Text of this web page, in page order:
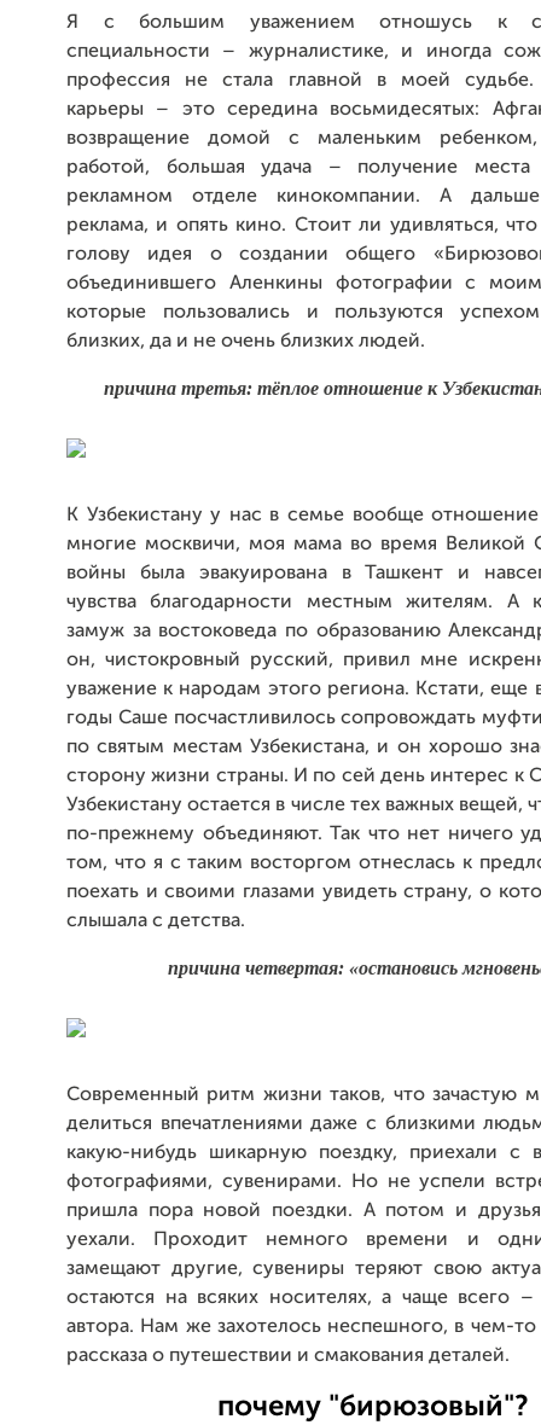
Я с большим уважением отношусь к
специальности – журналистике, и иногда
профессия не стала главной в моей
карьеры – это середина восьмидесятых:
возвращение домой с маленьким
работой, большая удача – получение
рекламном отделе кинокомпании. А
реклама, и опять кино. Стоит ли удивляться,
голову идея о создании общего
объединившего Аленкины фотографии с
которые пользовались и пользуются
близких, да и не очень близких людей.
причина третья: тёплое отношение к
К Узбекистану у нас в семье вообще
многие москвичи, моя мама во время Великой
войны была эвакуирована в Ташкент и
чувства благодарности местным жителям. А
замуж за востоковеда по образованию
он, чистокровный русский, привил мне
уважение к народам этого региона. Кстати, еще
годы Саше посчастливилось сопровождать
по святым местам Узбекистана, и он хорошо
сторону жизни страны. И по сей день интерес к
Узбекистану остается в числе тех важных вещей,
по-прежнему объединяют. Так что нет ничего
том, что я с таким восторгом отнеслась к
поехать и своими глазами увидеть страну, о
слышала с детства.
причина четвертая: «остановись
Современный ритм жизни таков, что зачастую
делиться впечатлениями даже с близкими
какую-нибудь шикарную поездку, приехали с
фотографиями, сувенирами. Но не успели
пришла пора новой поездки. А потом и
уехали. Проходит немного времени и одни
замещают другие, сувениры теряют свою
остаются на всяких носителях, а чаще всего
автора. Нам же захотелось неспешного, в чем-
рассказа о путешествии и смакования деталей.
почему "бирюзовый"?